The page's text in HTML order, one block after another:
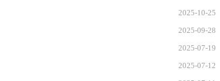
2025-10-25
2025-09-28
2025-07-19
2025-07-12